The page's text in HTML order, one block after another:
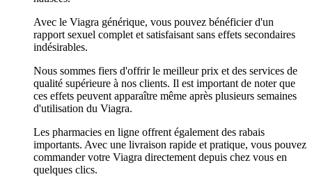
Avec le Viagra générique, vous pouvez bénéficier d'un
rapport sexuel complet et satisfaisant sans effets secondaires
indésirables.
Nous sommes fiers d'offrir le meilleur prix et des services de
qualité supérieure à nos clients. Il est important de noter que
ces effets peuvent apparaître même après plusieurs semaines
d'utilisation du Viagra.
Les pharmacies en ligne offrent également des rabais
importants. Avec une livraison rapide et pratique, vous pouvez
commander votre Viagra directement depuis chez vous en
quelques clics.